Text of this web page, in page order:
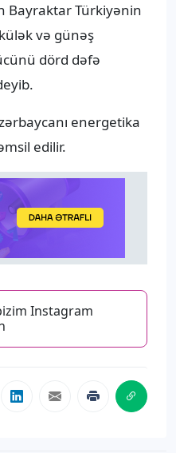
Bayraktar Türkiyənin
və günəş
dörd dəfə
energetika
edilir.
Instagram